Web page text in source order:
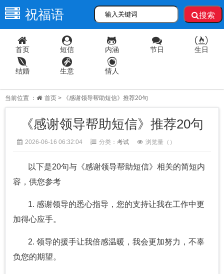
祝福语 搜索
首页 短信 内涵 节日 生日
结婚 生意 情人
当前位置 ： 首页 > 《感谢领导帮助短信》推荐20句
《感谢领导帮助短信》推荐20句
2026-06-16 06:32:04 分类： 考试 浏览量（ ）
以下是20句与《感谢领导帮助短信》相关的简短内
容，供您参考
1. 感谢领导的悉心指导，您的支持让我在工作中更
加得心应手。
2. 领导的援手让我倍感温暖，我会更加努力，不辜
负您的期望。